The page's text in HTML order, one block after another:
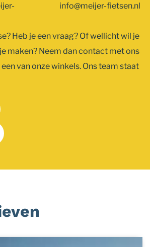
info@meijer-fietsen.nl
Heb je een vraag? Of wellicht wil je
maken? Neem dan contact met ons
van onze winkels. Ons team staat